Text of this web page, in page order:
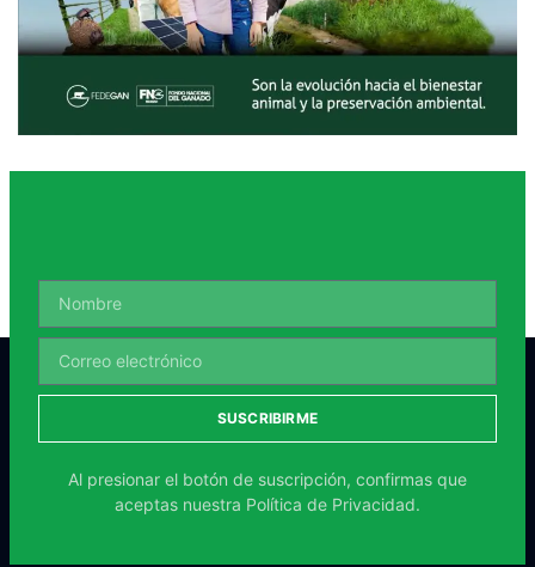
SUSCRIBIRME
Al presionar el botón de suscripción, confirmas que
aceptas nuestra Política de Privacidad.